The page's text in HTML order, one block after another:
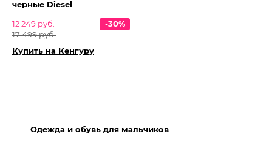
черные Diesel
12 249 руб.
17 499 руб.
-30%
Купить на Кенгуру
Одежда и обувь для мальчиков